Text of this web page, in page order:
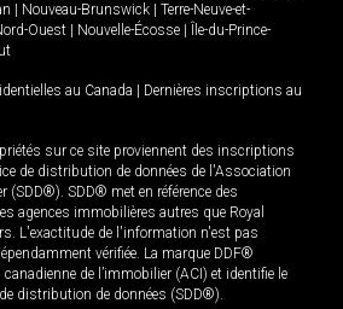
Nouveau-Brunswick
Terre-Neuve-et-
Ouest Nouvelle-Écosse
Île-du-Prince-
au Canada
Dernières inscriptions au
sur ce site proviennent des inscriptions
de distribution de données de l'Association
(SDD®). SDD® met en référence des
agences immobilières autres que Royal
L'exactitude de l'information n'est pas
vérifiée. La marque DDF®
de l’immobilier (ACI) et identifie le
distribution de données (SDD®).